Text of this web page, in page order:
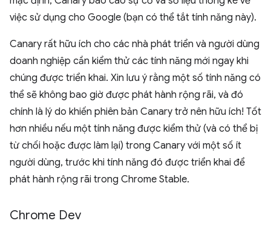
việc sử dụng cho Google (bạn có thể tắt tính năng này).
Canary rất hữu ích cho các nhà phát triển và người dùng
doanh nghiệp cần kiểm thử các tính năng mới ngay khi
chúng được triển khai. Xin lưu ý rằng một số tính năng có
thể sẽ không bao giờ được phát hành rộng rãi, và đó
chính là lý do khiến phiên bản Canary trở nên hữu ích! Tốt
hơn nhiều nếu một tính năng được kiểm thử (và có thể bị
từ chối hoặc được làm lại) trong Canary với một số ít
người dùng, trước khi tính năng đó được triển khai để
phát hành rộng rãi trong Chrome Stable.
Chrome Dev